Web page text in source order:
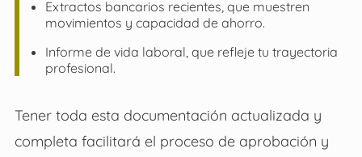
Extractos bancarios recientes, que muestren
movimientos y capacidad de ahorro.
Informe de vida laboral, que refleje tu trayectoria
profesional.
Tener toda esta documentación actualizada y
completa facilitará el proceso de aprobación y